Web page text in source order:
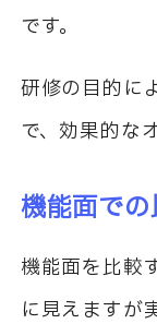
です。
研修の目的に
で、効果的な
機能面で
機能面を比較
に見えますが